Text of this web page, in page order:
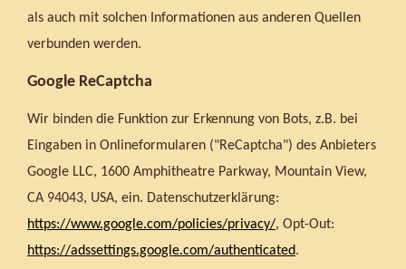
als auch mit solchen Informationen aus anderen Quellen
verbunden werden.
Google ReCaptcha
Wir binden die Funktion zur Erkennung von Bots, z.B. bei
Eingaben in Onlineformularen ("ReCaptcha") des Anbieters
Google LLC, 1600 Amphitheatre Parkway, Mountain View,
CA 94043, USA, ein. Datenschutzerklärung:
https://www.google.com/policies/privacy/, Opt-Out:
https://adssettings.google.com/authenticated.